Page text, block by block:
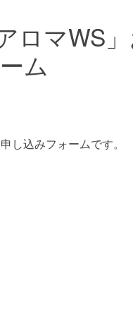
ロマWS
ム
し込みフォームです。